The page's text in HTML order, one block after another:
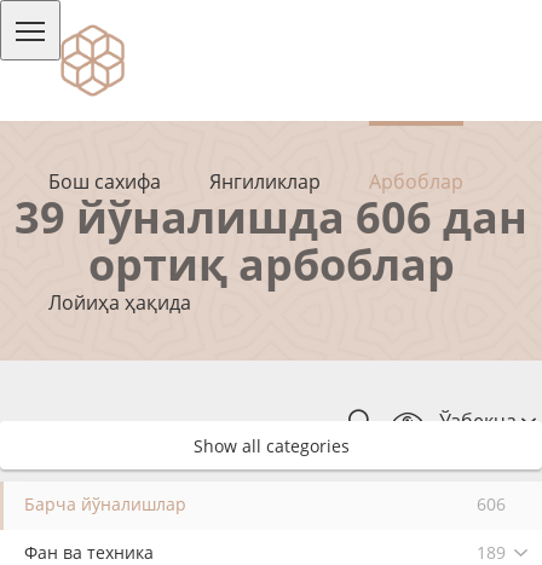
Бош сахифа Янгиликлар Арбоблар
Лойиҳа ҳақида
Ўзбекча
39 йўналишда 606 дан
ортиқ арбоблар
Show all categories
Барча йўналишлар 606
Фан ва техника 189